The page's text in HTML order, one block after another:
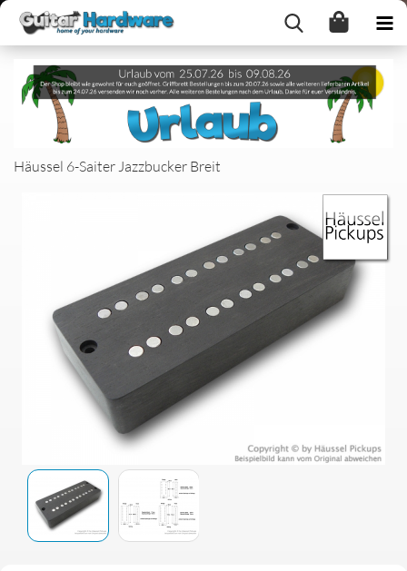
Häussel 6-Saiter Jazzbucker Breit